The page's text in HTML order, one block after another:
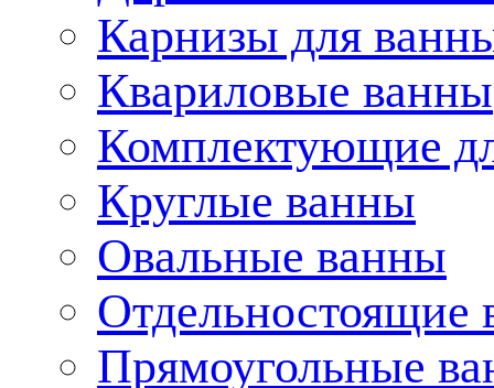
Карнизы для
Квариловые ванны
Комплектующие
Круглые ванны
Овальные ванны
Отдельностоящие
Прямоугольные